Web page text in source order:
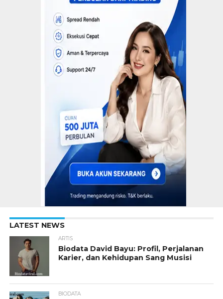
LATEST NEWS
ARTIS
Biodata David Bayu: Profil, Perjalanan
Karier, dan Kehidupan Sang Musisi
BIODATA